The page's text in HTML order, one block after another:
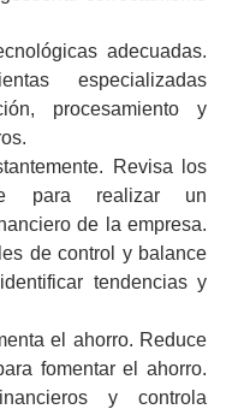
adecuadas.
especializadas
procesamiento y
Revisa los
para realizar un
de la empresa.
de control y balance
tendencias y
el ahorro. Reduce
fomentar el ahorro.
y controla